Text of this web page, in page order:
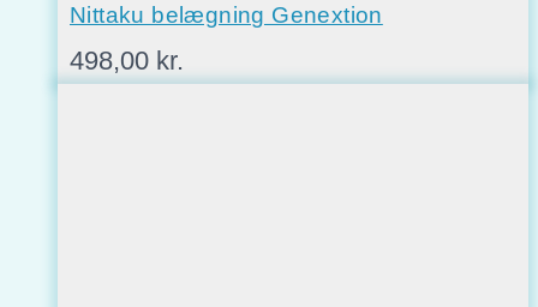
Nittaku belægning Genextion
498,00 kr.